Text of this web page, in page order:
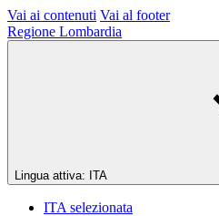
Vai ai contenuti Vai al footer
Regione Lombardia
Lingua attiva: ITA
ITA selezionata